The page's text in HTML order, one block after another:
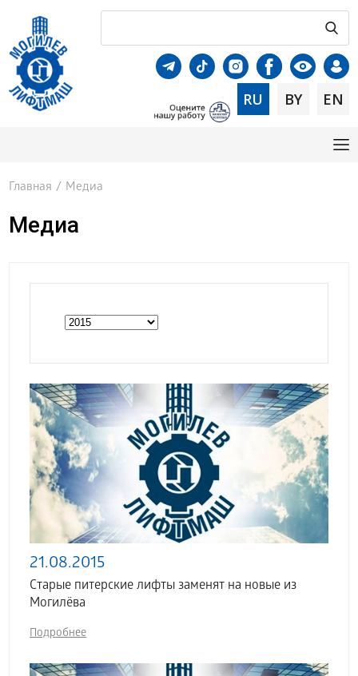
RU BY EN
Главная / Медиа
Медиа
21.08.2015
Старые питерские лифты заменят на новые из
Могилёва
Подробнее